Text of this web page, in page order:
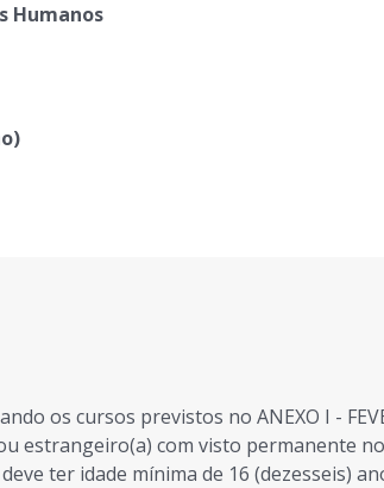
Humanos
os cursos previstos no ANEXO I -
estrangeiro(a) com visto permanente
ter idade mínima de 16 (dezesseis)